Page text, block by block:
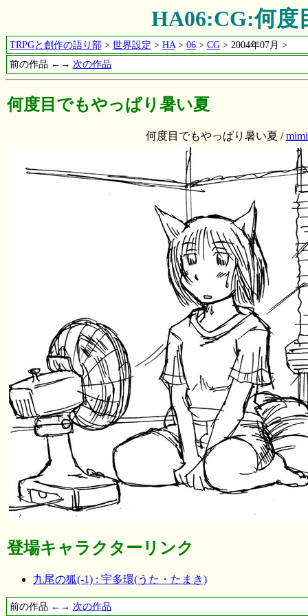
HA06:CG:何度
TRPGと創作の語り部> 世界設定 > HA> 06> CG> 2004年07月 >
前の作品 ←→ 次の作品
何度目でもやっぱり暑い夏
何度目でもやっぱり暑い夏 /
登場キャラクターリンク
九尾の狐(-1) : 宇多環(うた・たまき)
前の作品 ←→ 次の作品